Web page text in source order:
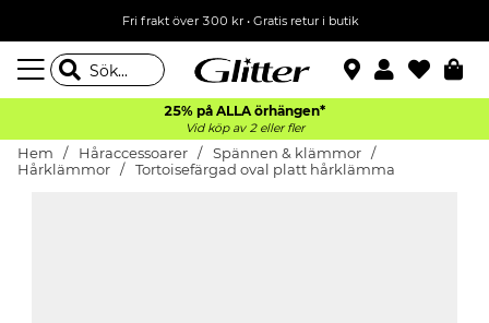
Fri frakt över 300 kr• Gratis retur i butik
25% på ALLA örhängen*
Vid köp av 2 eller fler
Hem Håraccessoarer
Spännen & klämmor
Hårklämmor
Tortoisefärgad oval platt hårklämma